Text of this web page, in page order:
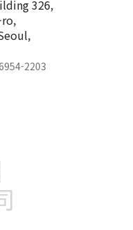
326,
2203